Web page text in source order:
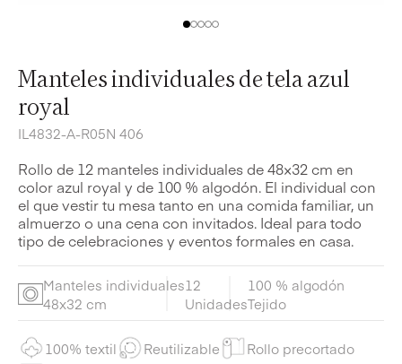
Manteles individuales de tela azul
royal
IL4832-A-R05N 406
Rollo de 12 manteles individuales de 48×32 cm en
color azul royal y de 100 % algodón. El individual con
el que vestir tu mesa tanto en una comida familiar, un
almuerzo o una cena con invitados. Ideal para todo
tipo de celebraciones y eventos formales en casa.
Manteles individuales
48x32 cm
12
Unidades
100 % algodón
Tejido
100% textil Reutilizable
Rollo precortado